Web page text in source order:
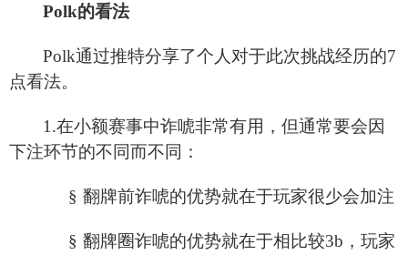
Polk的看法
Polk通过推特分享了个人对于此次挑战经历的7
点看法。
1.在小额赛事中诈唬非常有用，但通常要会因
下注环节的不同而不同：
§ 翻牌前诈唬的优势就在于玩家很少会加注
§ 翻牌圈诈唬的优势就在于相比较3b，玩家